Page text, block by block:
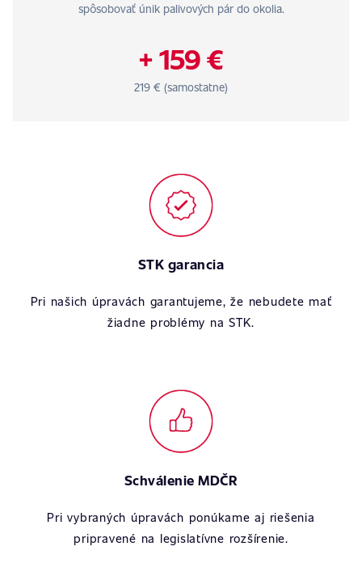
spôsobovať únik palivových pár do okolia.
+ 159 €
219 € (samostatne)
STK garancia
Pri našich úpravách garantujeme, že nebudete mať
žiadne problémy na STK.
Schválenie MDČR
Pri vybraných úpravách ponúkame aj riešenia
pripravené na legislatívne rozšírenie.